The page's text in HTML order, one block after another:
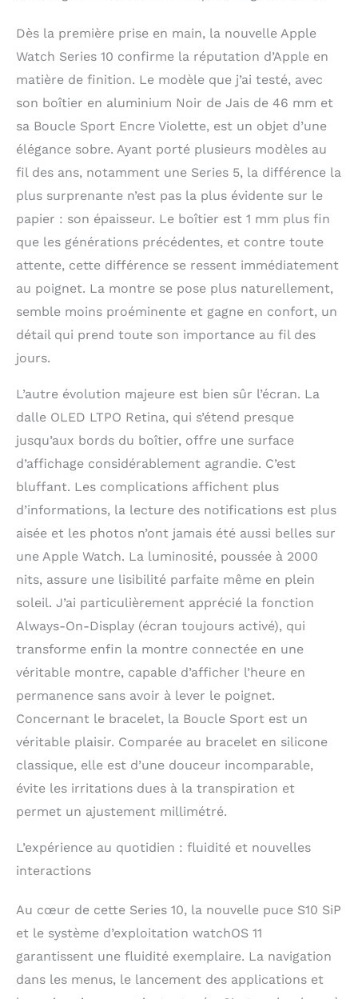
forme avec des infos
précieuses*. Des
fonctionnalités de
mettre en relation avec
les services d’urgence*.
Une charge plus rapide
avec 80 % de batterie
en 30 minutes environ*.
DONNÉES DE SANTÉ
électrocardiogramme à
tout moment*. Recevez
des notifications en cas
élevée ou faible, ou en
cas d’arythmie*.
Comprenez mieux votre
cycle menstruel et
rétrospectives*.
Consultez votre
fréquence cardiaque,
votre fréquence
respiratoire et autres
vitaux*. Suivez votre
sommeil et recevez des
notifications de votre
signes d’apnée du
sommeil.* UNE
PUISSANTE
PARTENAIRE DE SPORT
– Suivez votre activité
physique avec les
personnaliser selon
votre style de vie.
Bénéficiez de données
avancées pour une large
gamme d’entraînements
dans l’app Exercice*.
Mesurez l’intensité de
vos activités physiques
grâce à la charge
les nouveaux
activités aquatiques. Et
bénéficiez de trois mois
d’abonnement gratuit à
Apple Fitness+ grâce à
votre Apple Watch*.
Dès la première prise en main, la nouvelle Apple
Watch Series 10 confirme la réputation d’Apple en
matière de finition. Le modèle que j’ai testé, avec
son boîtier en aluminium Noir de Jais de 46 mm et
sa Boucle Sport Encre Violette, est un objet d’une
élégance sobre. Ayant porté plusieurs modèles au
fil des ans, notamment une Series 5, la différence la
plus surprenante n’est pas la plus évidente sur le
papier : son épaisseur. Le boîtier est 1 mm plus fin
que les générations précédentes, et contre toute
attente, cette différence se ressent immédiatement
au poignet. La montre se pose plus naturellement,
semble moins proéminente et gagne en confort, un
détail qui prend toute son importance au fil des
jours.
L’autre évolution majeure est bien sûr l’écran. La
dalle OLED LTPO Retina, qui s’étend presque
jusqu’aux bords du boîtier, offre une surface
d’affichage considérablement agrandie. C’est
bluffant. Les complications affichent plus
d’informations, la lecture des notifications est plus
aisée et les photos n’ont jamais été aussi belles sur
une Apple Watch. La luminosité, poussée à 2000
nits, assure une lisibilité parfaite même en plein
soleil. J’ai particulièrement apprécié la fonction
Always-On-Display (écran toujours activé), qui
transforme enfin la montre connectée en une
véritable montre, capable d’afficher l’heure en
permanence sans avoir à lever le poignet.
Concernant le bracelet, la Boucle Sport est un
véritable plaisir. Comparée au bracelet en silicone
classique, elle est d’une douceur incomparable,
évite les irritations dues à la transpiration et
permet un ajustement millimétré.
L’expérience au quotidien : fluidité et nouvelles
interactions
Au cœur de cette Series 10, la nouvelle puce S10 SiP
et le système d’exploitation watchOS 11
garantissent une fluidité exemplaire. La navigation
dans les menus, le lancement des applications et